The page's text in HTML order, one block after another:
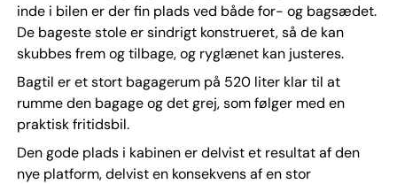
inde i bilen er der fin plads ved både for- og bagsædet.
De bageste stole er sindrigt konstrueret, så de kan
skubbes frem og tilbage, og ryglænet kan justeres.
Bagtil er et stort bagagerum på 520 liter klar til at
rumme den bagage og det grej, som følger med en
praktisk fritidsbil.
Den gode plads i kabinen er delvist et resultat af den
nye platform, delvist en konsekvens af en stor